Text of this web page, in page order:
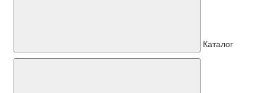
Каталог